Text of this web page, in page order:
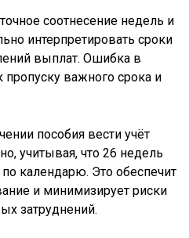
соотнесение недель и
интерпретировать сроки
выплат. Ошибка в
пропуску важного срока и
пособия вести учёт
учитывая, что 26 недель
календарю. Это обеспечит
и минимизирует риски
затруднений.